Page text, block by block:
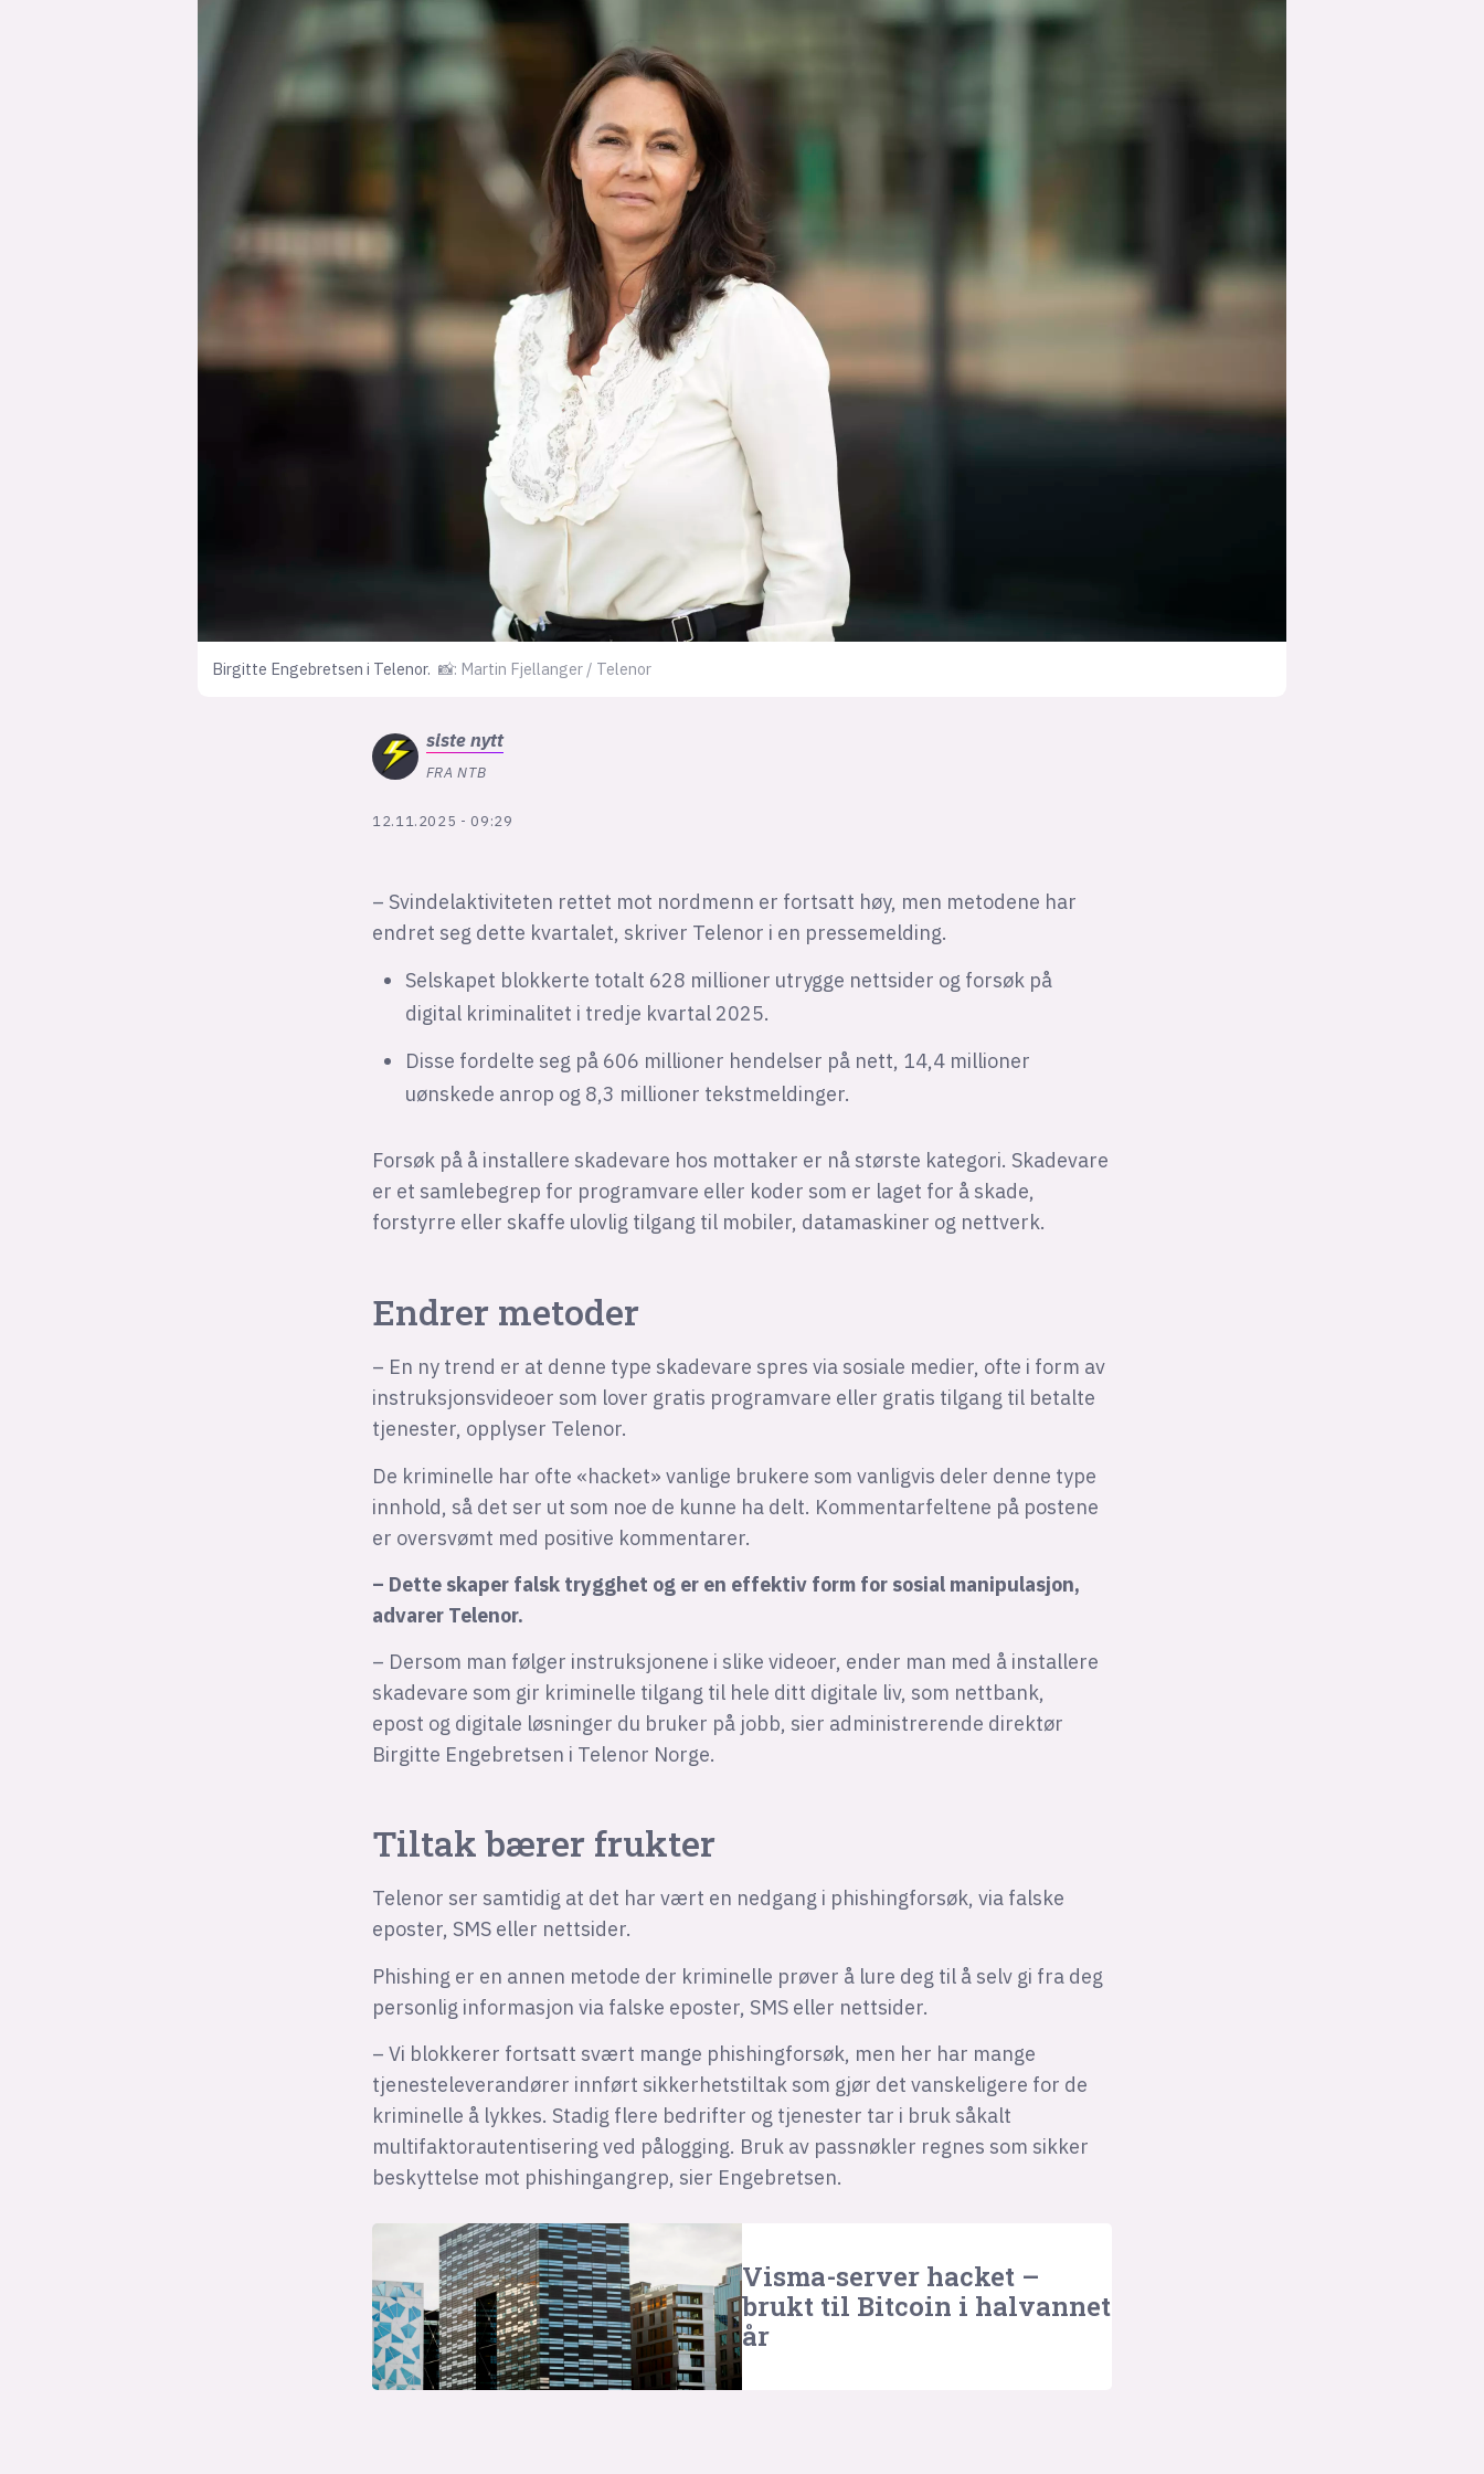
Birgitte Engebretsen i Telenor. 📸: Martin Fjellanger / Telenor
sistenytt
FRA NTB
12.11.2025 - 09:29
– Svindelaktiviteten rettet mot nordmenn er fortsatt høy, men metodene har
endret seg dette kvartalet, skriver Telenor i en pressemelding.
Selskapet blokkerte totalt 628 millioner utrygge nettsider og forsøk på
digital kriminalitet i tredje kvartal 2025.
Disse fordelte seg på 606 millioner hendelser på nett, 14,4 millioner
uønskede anrop og 8,3 millioner tekstmeldinger.
Forsøk på å installere skadevare hos mottaker er nå største kategori. Skadevare
er et samlebegrep for programvare eller koder som er laget for å skade,
forstyrre eller skaffe ulovlig tilgang til mobiler, datamaskiner og nettverk.
Endrer metoder
– En ny trend er at denne type skadevare spres via sosiale medier, ofte i form av
instruksjonsvideoer som lover gratis programvare eller gratis tilgang til betalte
tjenester, opplyser Telenor.
De kriminelle har ofte «hacket» vanlige brukere som vanligvis deler denne type
innhold, så det ser ut som noe de kunne ha delt. Kommentarfeltene på postene
er oversvømt med positive kommentarer.
– Dette skaper falsk trygghet og er en effektiv form for sosial manipulasjon,
advarer Telenor.
– Dersom man følger instruksjonene i slike videoer, ender man med å installere
skadevare som gir kriminelle tilgang til hele ditt digitale liv, som nettbank,
epost og digitale løsninger du bruker på jobb, sier administrerende direktør
Birgitte Engebretsen i Telenor Norge.
Tiltak bærer frukter
Telenor ser samtidig at det har vært en nedgang i phishingforsøk, via falske
eposter, SMS eller nettsider.
Phishing er en annen metode der kriminelle prøver å lure deg til å selv gi fra deg
personlig informasjon via falske eposter, SMS eller nettsider.
– Vi blokkerer fortsatt svært mange phishingforsøk, men her har mange
tjenesteleverandører innført sikkerhetstiltak som gjør det vanskeligere for de
kriminelle å lykkes. Stadig flere bedrifter og tjenester tar i bruk såkalt
multifaktorautentisering ved pålogging. Bruk av passnøkler regnes som sikker
beskyttelse mot phishingangrep, sier Engebretsen.
Visma-server hacket –
brukt til Bitcoin i halvannet
år